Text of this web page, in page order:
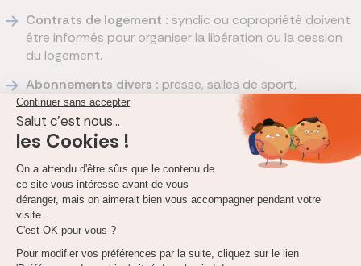
Contrats de logement : syndic ou copropriété doivent
être informés pour organiser la libération ou la cession
du logement.
Abonnements divers : presse, salles de sport,
transports, plateformes numériques, etc. Il faut
procéder à la résiliation écrite avec copie de l’acte de
décès. Certains organismes acceptent la démarche en
Délais moyens :15 jours pour l’assurance habitation
(selon Service-Public), et préavis variable selon les
contrats pour les autres abonnements (souvent 30
jours). Attention aux prélèvements automatiques en
attendant la prise en compte effective.